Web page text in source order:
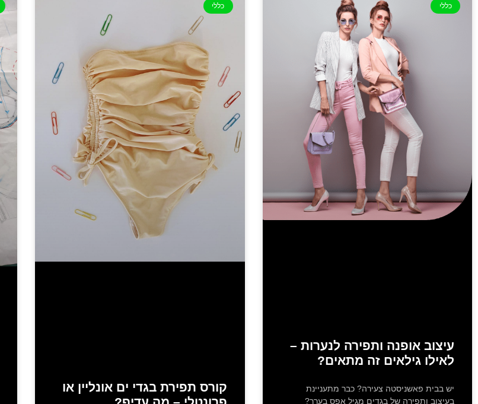
כללי
עיצוב אופנה ותפירה לנערות –
לאילו גילאים זה מתאים?
יש בבית פאשניסטה צעירה? כבר מתעניינת
בעיצוב ותפירה של בגדים מגיל אפס בערך?
כללי
קורס תפירת בגדי ים אונליין או